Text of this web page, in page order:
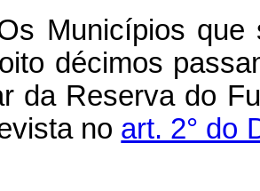
Municípios que
décimos
da Reserva do
no art. 2° do